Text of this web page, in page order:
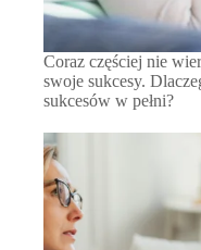
Coraz częściej nie
swoje sukcesy.
sukcesów w pełni?